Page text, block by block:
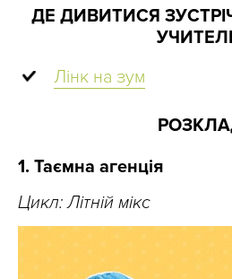
ДЕ ДИВИТИСЯ
Лінк на зум
1. Таємна агенція
Цикл: Літній мікс